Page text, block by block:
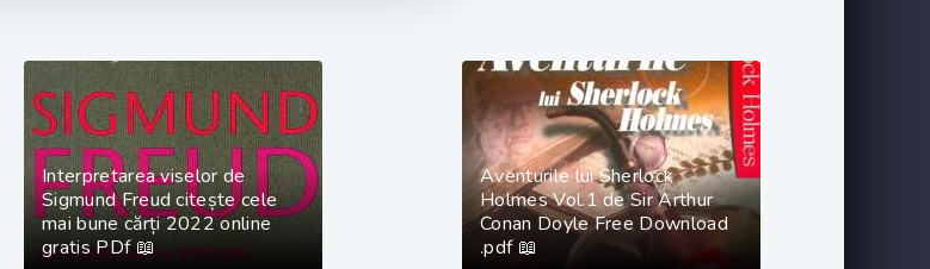
Interpretarea viselor de
Sigmund Freud citește cele
mai bune cărți 2022 online
gratis PDf 📖
Aventurile lui Sherlock
Holmes Vol.1 de Sir Arthur
Conan Doyle‎ Free Download
.pdf 📖